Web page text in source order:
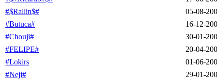
#$Rallin$#
05-08-
#Butuca#
16-12-
#Chouji#
30-01-
#FELIPE#
20-04-
#Lokirs
01-06-
#Neji#
29-01-